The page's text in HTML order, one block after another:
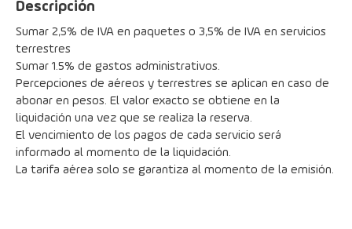
Descripción
Sumar 2,5% de IVA en paquetes o 3,5% de IVA en servicios
terrestres
Sumar 1.5% de gastos administrativos.
Percepciones de aéreos y terrestres se aplican en caso de
abonar en pesos. El valor exacto se obtiene en la
liquidación una vez que se realiza la reserva.
El vencimiento de los pagos de cada servicio será
informado al momento de la liquidación.
La tarifa aérea solo se garantiza al momento de la emisión.